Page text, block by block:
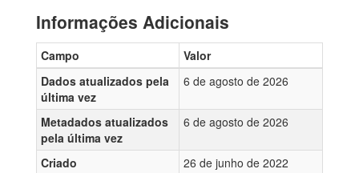
Informações Adicionais
Campo
Valor
Dados atualizados pela
última vez
6 de agosto de 2026
Metadados atualizados
pela última vez
6 de agosto de 2026
Criado
26 de junho de 2022